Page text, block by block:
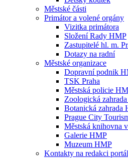
Městské části
Primátor a volené orgány
Vizitka primátora
Složení Rady HMP
Zastupitelé hl. m.
Dotazy na radní
Městské organizace
Dopravní podnik
TSK Praha
Městská policie
Zoologická
Botanická zahrada
Prague City
Městská knihovna
Galerie HMP
Muzeum HMP
Kontakty na redakci